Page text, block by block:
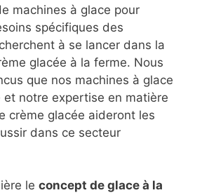
machines à glace pour
spécifiques des
à se lancer dans la
glacée à la ferme. Nous
que nos machines à glace
notre expertise en matière
crème glacée aideront les
dans ce secteur
le concept de glace à la